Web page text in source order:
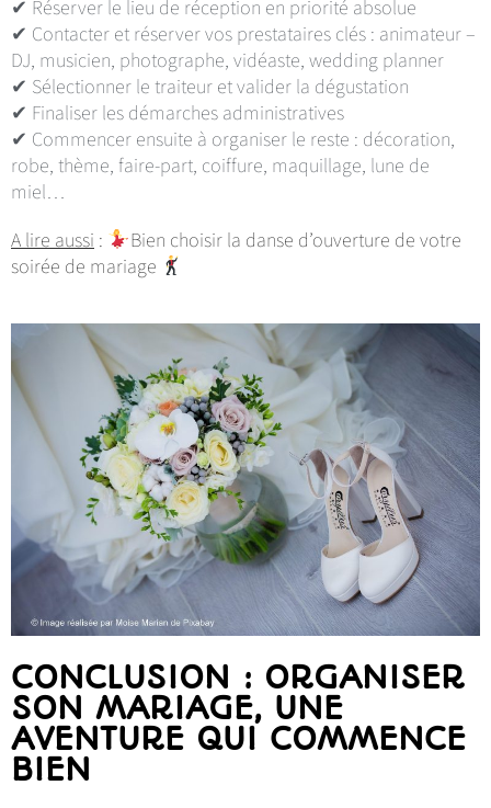
✔ Réserver le lieu de réception en priorité absolue
✔ Contacter et réserver vos prestataires clés : animateur –
DJ, musicien, photographe, vidéaste, wedding planner
✔ Sélectionner le traiteur et valider la dégustation
✔ Finaliser les démarches administratives
✔ Commencer ensuite à organiser le reste : décoration,
robe, thème, faire-part, coiffure, maquillage, lune de
miel…
A lire aussi :
Bien choisir la danse d’ouverture de votre
soirée de mariage
CONCLUSION : ORGANISER
SON MARIAGE, UNE
AVENTURE QUI COMMENCE
BIEN